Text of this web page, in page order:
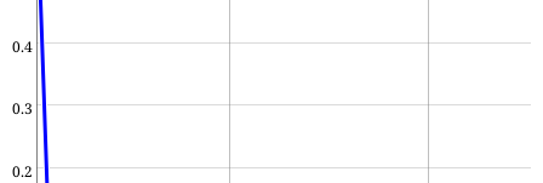
0.2
0.3
0.4